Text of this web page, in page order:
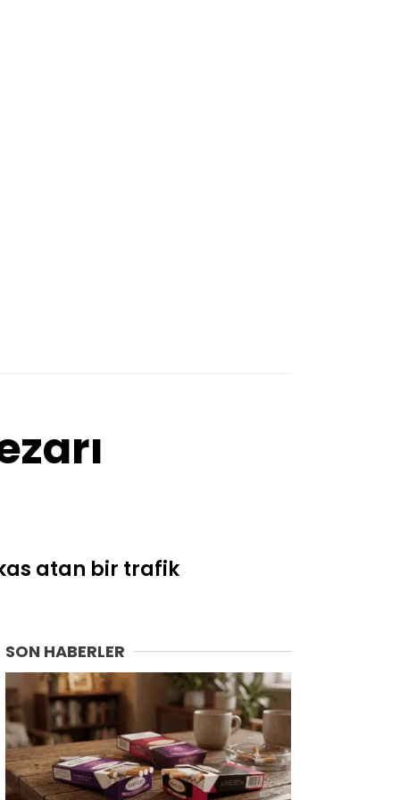
Yalova
Yozgat
atan bir trafik
SON HABERLER